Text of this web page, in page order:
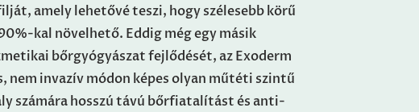
amely lehetővé teszi, hogy szélesebb körű
kal növelhető. Eddig még egy másik
bőrgyógyászat fejlődését, az Exoderm
nem invazív módon képes olyan műtéti szintű
számára hosszú távú bőrfiatalítást és anti-